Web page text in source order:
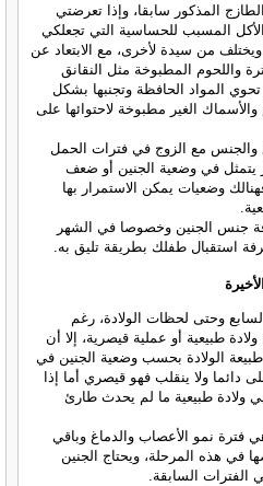
المذكور سابقا، وإذا تعرضتي
المسبب للحساسية التي تجعلكي
من سيدة لأخرى، مع الابتعاد عن
واللحوم المطبوخة مثل النقانق
تحوي المواد الحافظة وتجنبها بشكل
الغير مطبوخة لاحتوائها على
والجنس مع الزوج في فترات الحمل
يتمثل في وضعية الجنين أو ضعف
وضعيات يمكن الاستمرار بها
جنس الجنين وخصوصا في الشهر
استقبال طفلك بطريقة تليق به.
وحتى لحظات الولادة، رغم
طبيعية أو عملية قيصرية، إلا أن
الولادة بحسب وضعية الجنين في
دائما ولا ينقلب فهو قيصري أما إذا
ولادة طبيعية ما لم يحدث طارئ
فترة نمو الأعصاب والدماغ وباقي
في هذه المرحلة، ويحتاج الجنين
الفترات السابقة.